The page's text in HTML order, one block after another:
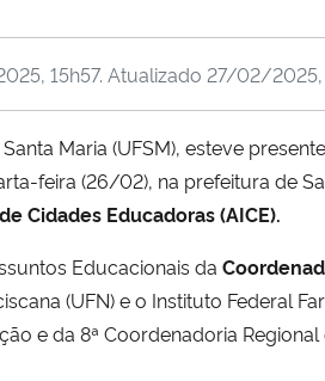
15h57. Atualizado 27/02/2025,
Maria (UFSM), esteve
feira (26/02), na prefeitura de
Cidades Educadoras (AICE).
Educacionais da
(UFN) e o Instituto Federal
e da 8ª Coordenadoria